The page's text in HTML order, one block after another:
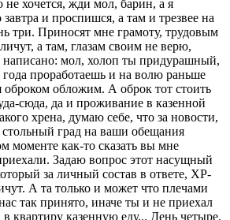
хочется, жди мол, барин, а я
и проспишся, а там и трезвее на
три. Приносят мне грамоту, трудовым
а там, глазам своим не верю,
написано: мол, холоп ты придурашный,
проработаешь и на волю раньше
оброком обложим. А оброк тот стоить
сюда, да и проживание в казенной
хрена, думаю себе, что за новости,
стольный град на ваши обещания
моменте как-то сказать вы мне
Задаю вопрос этот насущный
за личный состав в ответе, ХР-
А та только и может что плечами
так принято, иначе ты и не приехал
квартиру казенную еду... День четыре.